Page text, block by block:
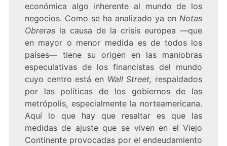
económica algo inherente al mundo de los
negocios. Como se ha analizado ya en Notas
Obreras la causa de la crisis europea —que
en mayor o menor medida es de todos los
países— tiene su origen en las maniobras
especulativas de los financistas del mundo
cuyo centro está en Wall Street, respaldados
por las políticas de los gobiernos de las
metrópolis, especialmente la norteamericana.
Aquí lo que hay que resaltar es que las
medidas de ajuste que se viven en el Viejo
Continente provocadas por el endeudamiento